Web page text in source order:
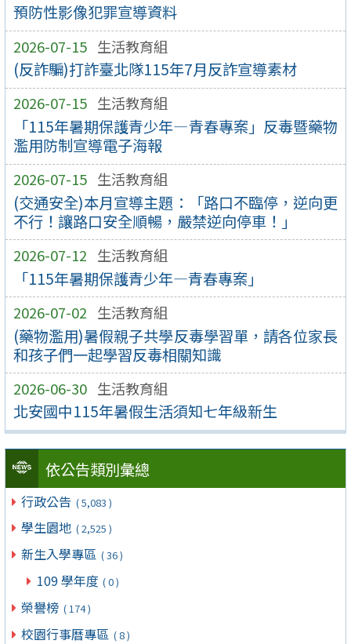
預防性影像犯罪宣導資料
2026-07-15 生活教育組
(反詐騙)打詐臺北隊115年7月反詐宣導素材
2026-07-15 生活教育組
「115年暑期保護青少年—青春專案」反毒暨藥物
濫用防制宣導電子海報
2026-07-15 生活教育組
(交通安全)本月宣導主題：「路口不臨停，逆向更
不行！讓路口安全順暢，嚴禁逆向停車！」
2026-07-12 生活教育組
「115年暑期保護青少年—青春專案」
2026-07-02 生活教育組
(藥物濫用)暑假親子共學反毒學習單，請各位家長
和孩子們一起學習反毒相關知識
2026-06-30 生活教育組
北安國中115年暑假生活須知七年級新生
依公告類別彙總
行政公告 ( 5,083 )
學生園地 ( 2,525 )
新生入學專區 ( 36 )
109 學年度 ( 0 )
榮譽榜 ( 174 )
校園行事曆專區 ( 8 )